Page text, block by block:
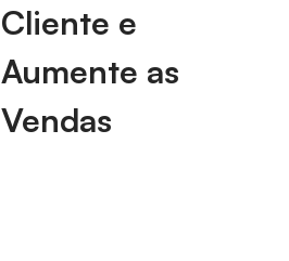
Cliente e
Aumente as
Vendas